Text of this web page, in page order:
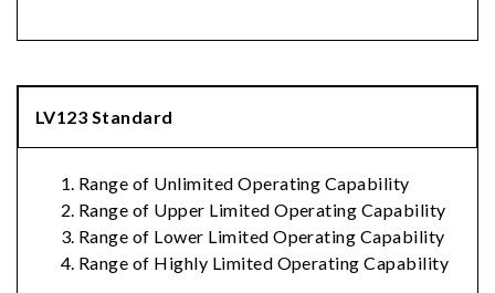
LV123 Standard
Range of Unlimited Operating Capability
Range of Upper Limited Operating Capability
Range of Lower Limited Operating Capability
Range of Highly Limited Operating Capability